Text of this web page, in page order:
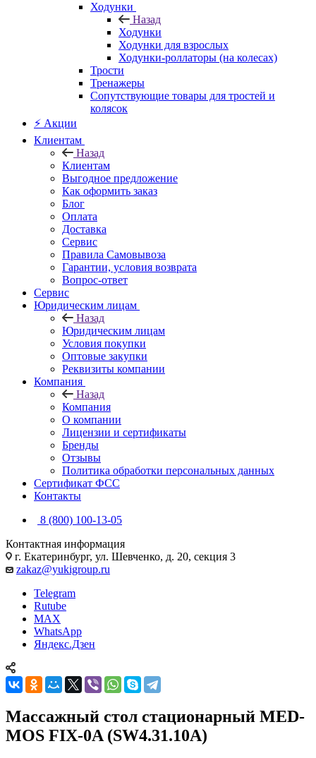
Ходунки
Назад
Ходунки
Ходунки для взрослых
Ходунки-роллаторы (на колесах)
Трости
Тренажеры
Сопутствующие товары для тростей и
колясок
⚡ Акции
Клиентам
Назад
Клиентам
Выгодное предложение
Как оформить заказ
Блог
Оплата
Доставка
Сервис
Правила Самовывоза
Гарантии, условия возврата
Вопрос-ответ
Сервис
Юридическим лицам
Назад
Юридическим лицам
Условия покупки
Оптовые закупки
Реквизиты компании
Компания
Назад
Компания
О компании
Лицензии и сертификаты
Бренды
Отзывы
Политика обработки персональных данных
Сертификат ФСС
Контакты
8 (800) 100-13-05
Контактная информация
г. Екатеринбург, ул. Шевченко, д. 20, секция 3
zakaz@yukigroup.ru
Telegram
Rutube
MAX
WhatsApp
Яндекс.Дзен
Массажный стол стационарный MED-
MOS FIX-0A (SW4.31.10A)